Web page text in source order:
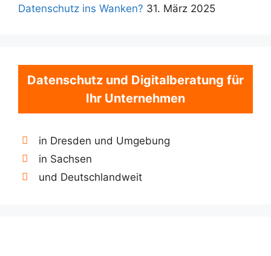
Datenschutz ins Wanken? 31. März 2025
Datenschutz und Digitalberatung für
Ihr Unternehmen
in Dresden und Umgebung
in Sachsen
und Deutschlandweit